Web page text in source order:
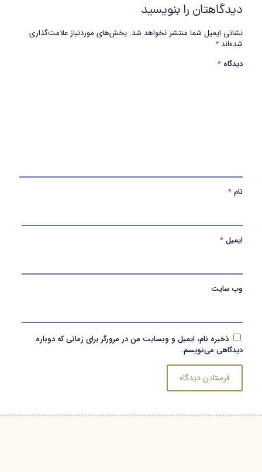
دیدگاهتان را بنویسید
نشانی ایمیل شما منتشر نخواهد شد. بخش‌های موردنیاز علامت‌گذاری
شده‌اند *
دیدگاه *
نام*
ایمیل*
وب‌ سایت
ذخیره نام، ایمیل و وبسایت من در مرورگر برای زمانی که دوباره
دیدگاهی می‌نویسم.